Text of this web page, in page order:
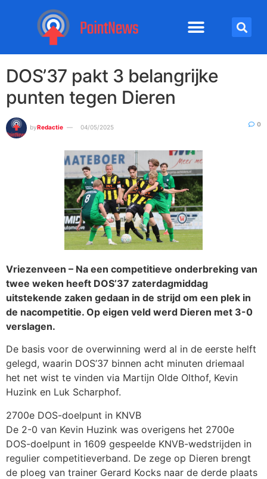
DOS’37 pakt 3 belangrijke
punten tegen Dieren
byRedactie 04/05/2025 0
Vriezenveen – Na een competitieve onderbreking van
twee weken heeft DOS’37 zaterdagmiddag
uitstekende zaken gedaan in de strijd om een plek in
de nacompetitie. Op eigen veld werd Dieren met 3-0
verslagen.
De basis voor de overwinning werd al in de eerste helft
gelegd, waarin DOS’37 binnen acht minuten driemaal
het net wist te vinden via Martijn Olde Olthof, Kevin
Huzink en Luk Scharphof.
2700e DOS-doelpunt in KNVB
De 2-0 van Kevin Huzink was overigens het 2700e
DOS-doelpunt in 1609 gespeelde KNVB-wedstrijden in
regulier competitieverband. De zege op Dieren brengt
de ploeg van trainer Gerard Kocks naar de derde plaats